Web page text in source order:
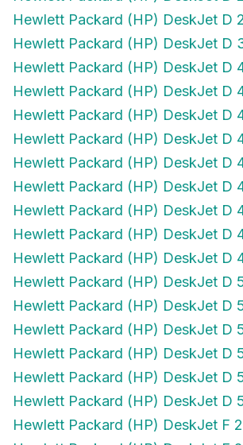
Hewlett Packard (HP) DeskJet D
Hewlett Packard (HP) DeskJet D
Hewlett Packard (HP) DeskJet D
Hewlett Packard (HP) DeskJet D
Hewlett Packard (HP) DeskJet D
Hewlett Packard (HP) DeskJet D
Hewlett Packard (HP) DeskJet D
Hewlett Packard (HP) DeskJet D
Hewlett Packard (HP) DeskJet D
Hewlett Packard (HP) DeskJet D
Hewlett Packard (HP) DeskJet D
Hewlett Packard (HP) DeskJet D
Hewlett Packard (HP) DeskJet D
Hewlett Packard (HP) DeskJet D
Hewlett Packard (HP) DeskJet D
Hewlett Packard (HP) DeskJet D
Hewlett Packard (HP) DeskJet D
Hewlett Packard (HP) DeskJet F
Hewlett Packard (HP) DeskJet F